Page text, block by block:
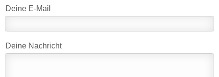
Deine E-Mail
Deine Nachricht